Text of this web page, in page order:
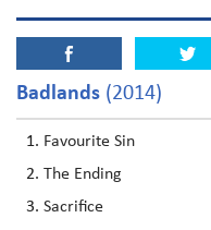
Badlands (2014)
Favourite Sin
The Ending
Sacrifice